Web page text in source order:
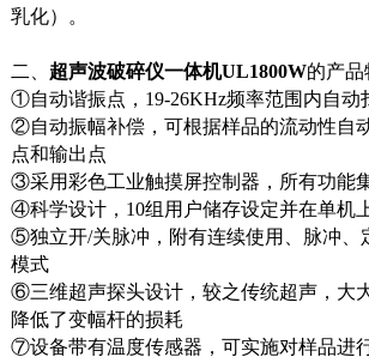
乳化）。
二、 超声波破碎仪一体机UL1800W的产品
①自动谐振点，19-26KHz频率范围内自动
②自动振幅补偿，可根据样品的流动性自
点和输出点
③采用彩色工业触摸屏控制器，所有功能
④科学设计，10组用户储存设定并在单机
⑤独立开/关脉冲，附有连续使用、脉冲、
模式
⑥三维超声探头设计，较之传统超声，大
降低了变幅杆的损耗
⑦设备带有温度传感器，可实施对样品进